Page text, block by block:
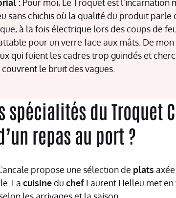
: Pour moi, Le Troquet est l’incarnation
sans chichis où la qualité du produit parle
à la fois électrique lors des coups de
pour un verre face aux mâts. De mon
qui fuient les cadres trop guindés et
le bruit des vagues.
spécialités du Troquet
repas au port ?
propose une sélection de plats
La cuisinedu chef Laurent Helleu met